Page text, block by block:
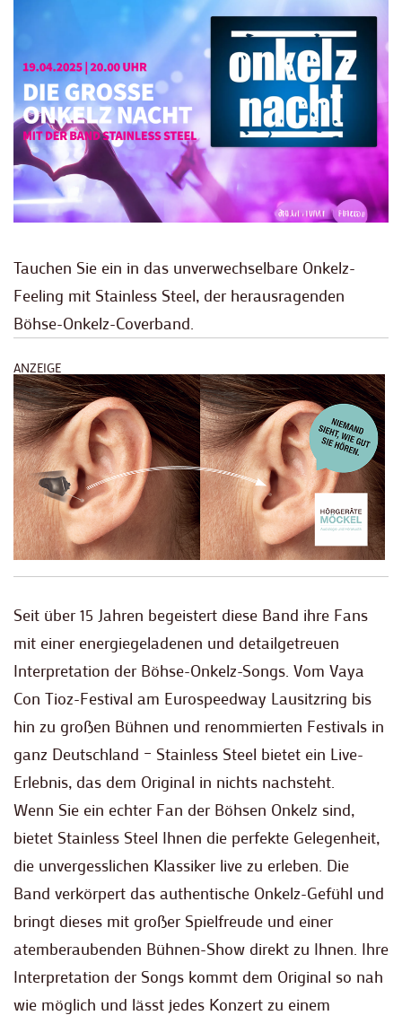
Tauchen Sie ein in das unverwechselbare Onkelz-
Feeling mit Stainless Steel, der herausragenden
Böhse-Onkelz-Coverband.
ANZEIGE
Seit über 15 Jahren begeistert diese Band ihre Fans
mit einer energiegeladenen und detailgetreuen
Interpretation der Böhse-Onkelz-Songs. Vom Vaya
Con Tioz-Festival am Eurospeedway Lausitzring bis
hin zu großen Bühnen und renommierten Festivals in
ganz Deutschland – Stainless Steel bietet ein Live-
Erlebnis, das dem Original in nichts nachsteht.
Wenn Sie ein echter Fan der Böhsen Onkelz sind,
bietet Stainless Steel Ihnen die perfekte Gelegenheit,
die unvergesslichen Klassiker live zu erleben. Die
Band verkörpert das authentische Onkelz-Gefühl und
bringt dieses mit großer Spielfreude und einer
atemberaubenden Bühnen-Show direkt zu Ihnen. Ihre
Interpretation der Songs kommt dem Original so nah
wie möglich und lässt jedes Konzert zu einem